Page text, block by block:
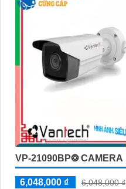
VP-21090BP❂ CAMERA
6,048,000 ₫
6,048,000 ₫